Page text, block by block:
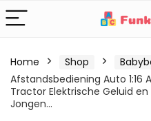
Home Shop
Afstandsbediening Auto 1:16
Tractor Elektrische Geluid
Jongen…